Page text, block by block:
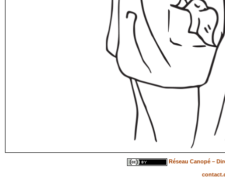
Réseau Canopé –